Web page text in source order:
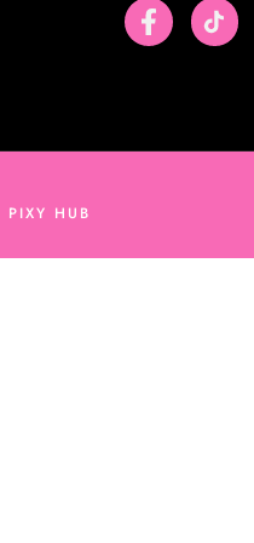
PIXY HUB